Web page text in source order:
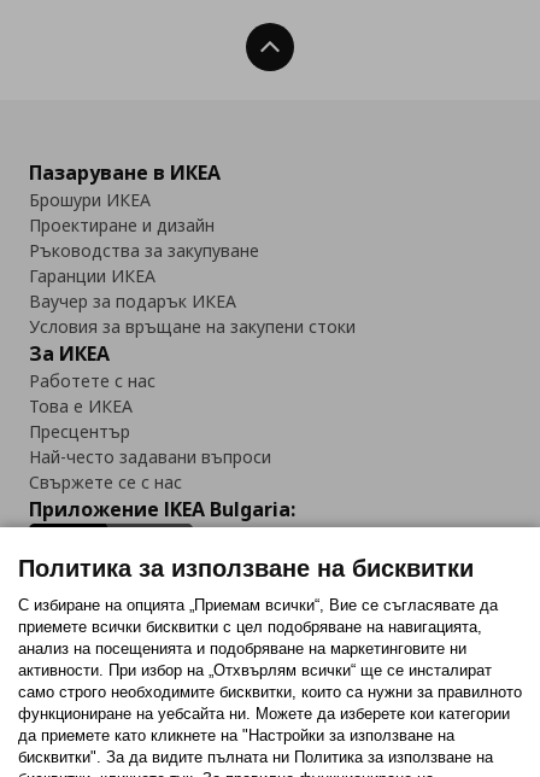
Нагоре
Пазаруване в ИКЕА
Брошури ИКЕА
Проектиране и дизайн
Ръководства за закупуване
Гаранции ИКЕА
Ваучер за подарък ИКЕА
Условия за връщане на закупени стоки
За ИКЕА
Работете с нас
Това е ИКЕА
Пресцентър
Най-често задавани въпроси
Свържете се с нас
Приложение IKEA Bulgaria:
Последвайте ни:
FacebookTwitterYoutubePinterestInstagram
Политика за използване на бисквитки
С избиране на опцията „Приемам всички“, Вие се съгласявате да
приемете всички бисквитки с цел подобряване на навигацията,
анализ на посещенията и подобряване на маркетинговите ни
активности. При избор на „Отхвърлям всички“ ще се инсталират
само строго необходимитe бисквитки, които са нужни за правилното
функциониране на уебсайта ни. Можете да изберете кои категории
да приемете като кликнете на "Настройки за използване на
бисквитки". За да видите пълната ни Политика за използване на